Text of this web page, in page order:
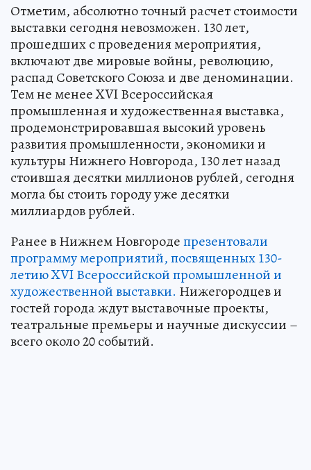
Отметим, абсолютно точный расчет стоимости
выставки сегодня невозможен. 130 лет,
прошедших с проведения мероприятия,
включают две мировые войны, революцию,
распад Советского Союза и две деноминации.
Тем не менее XVI Всероссийская
промышленная и художественная выставка,
продемонстрировавшая высокий уровень
развития промышленности, экономики и
культуры Нижнего Новгорода, 130 лет назад
стоившая десятки миллионов рублей, сегодня
могла бы стоить городу уже десятки
миллиардов рублей.
Ранее в Нижнем Новгородепрезентовали
программу мероприятий, посвященных 130-
летию XVI Всероссийской промышленной и
художественной выставки. Нижегородцев и
гостей города ждут выставочные проекты,
театральные премьеры и научные дискуссии –
всего около 20 событий.